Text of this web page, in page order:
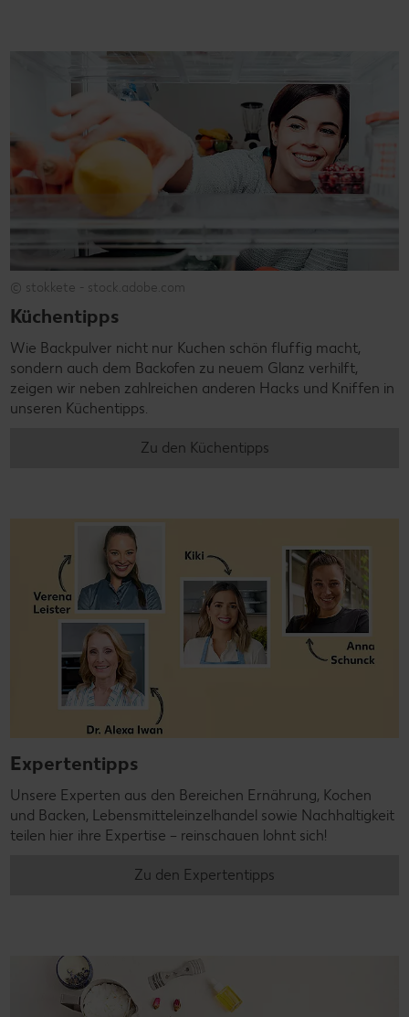
© stokkete - stock.adobe.com
Küchentipps
Wie Backpulver nicht nur Kuchen schön fluffig macht,
sondern auch dem Backofen zu neuem Glanz verhilft,
zeigen wir neben zahlreichen anderen Hacks und Kniffen in
unseren Küchentipps.
Zu den Küchentipps
Expertentipps
Unsere Experten aus den Bereichen Ernährung, Kochen
und Backen, Lebensmitteleinzelhandel sowie Nachhaltigkeit
teilen hier ihre Expertise – reinschauen lohnt sich!
Zu den Expertentipps